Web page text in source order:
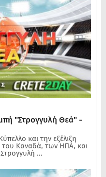
"Στρογγυλή Θεά" -
και την εξέλιξη
του Καναδά, των ΗΠΑ, και
...